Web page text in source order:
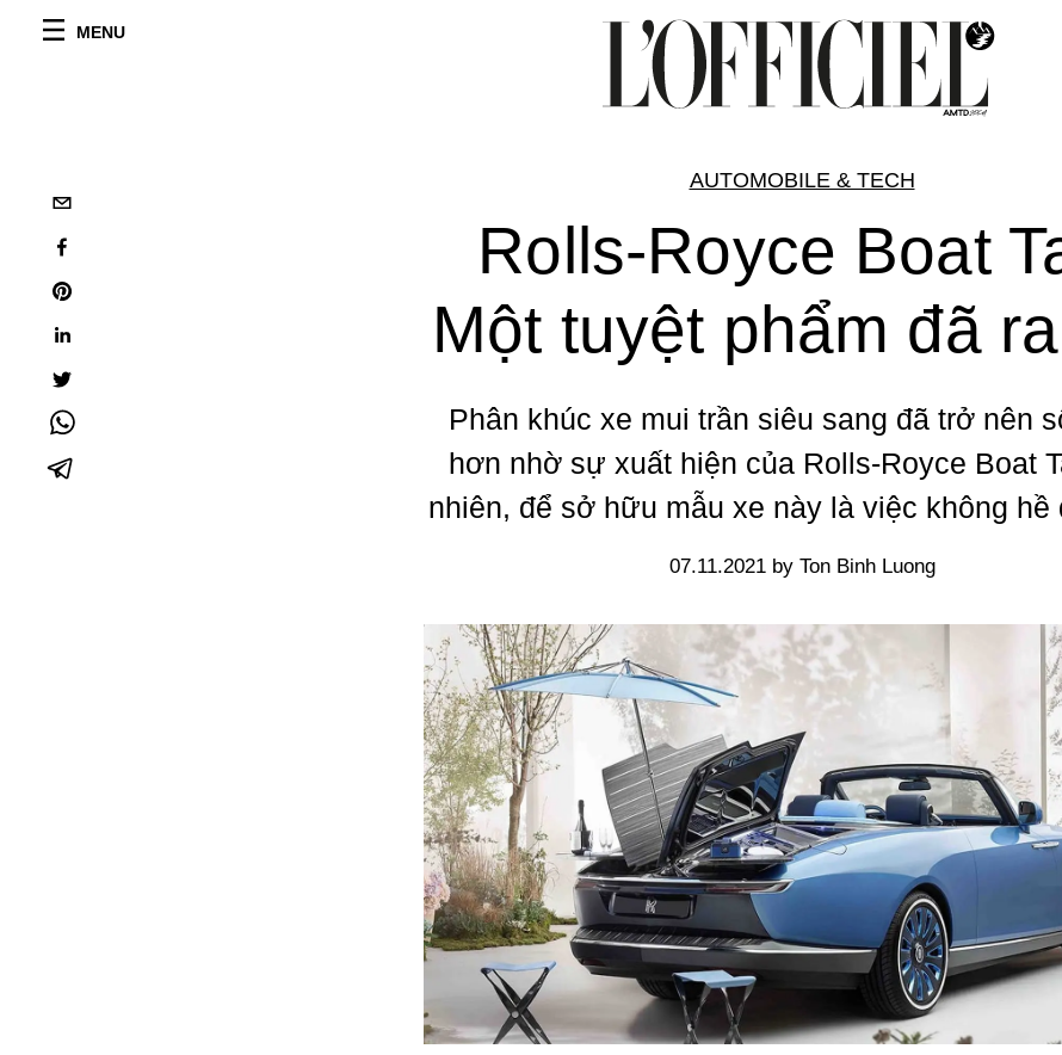
MENU
AUTOMOBILE & TECH
Rolls-Royce Boat
Một tuyệt phẩm đã
Phân khúc xe mui trần siêu sang đã trở nên
hơn nhờ sự xuất hiện của Rolls-Royce Boat
nhiên, để sở hữu mẫu xe này là việc không hề
07.11.2021 by Ton Binh Luong